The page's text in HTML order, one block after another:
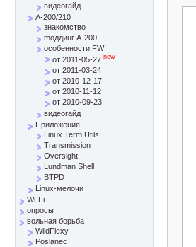
видеогайд
A-200/210
знакомство
mоддинг A-200
особенности FW
от 2011-05-27 new
от 2011-03-24
от 2010-12-17
от 2010-11-12
от 2010-09-23
видеогайд
Приложения
Linux Term Utils
Transmission
Oversight
Lundman Shell
BTPD
Linux-мелочи
Wi-Fi
опросы
вольная борьба
WildFlexy
Poslanec